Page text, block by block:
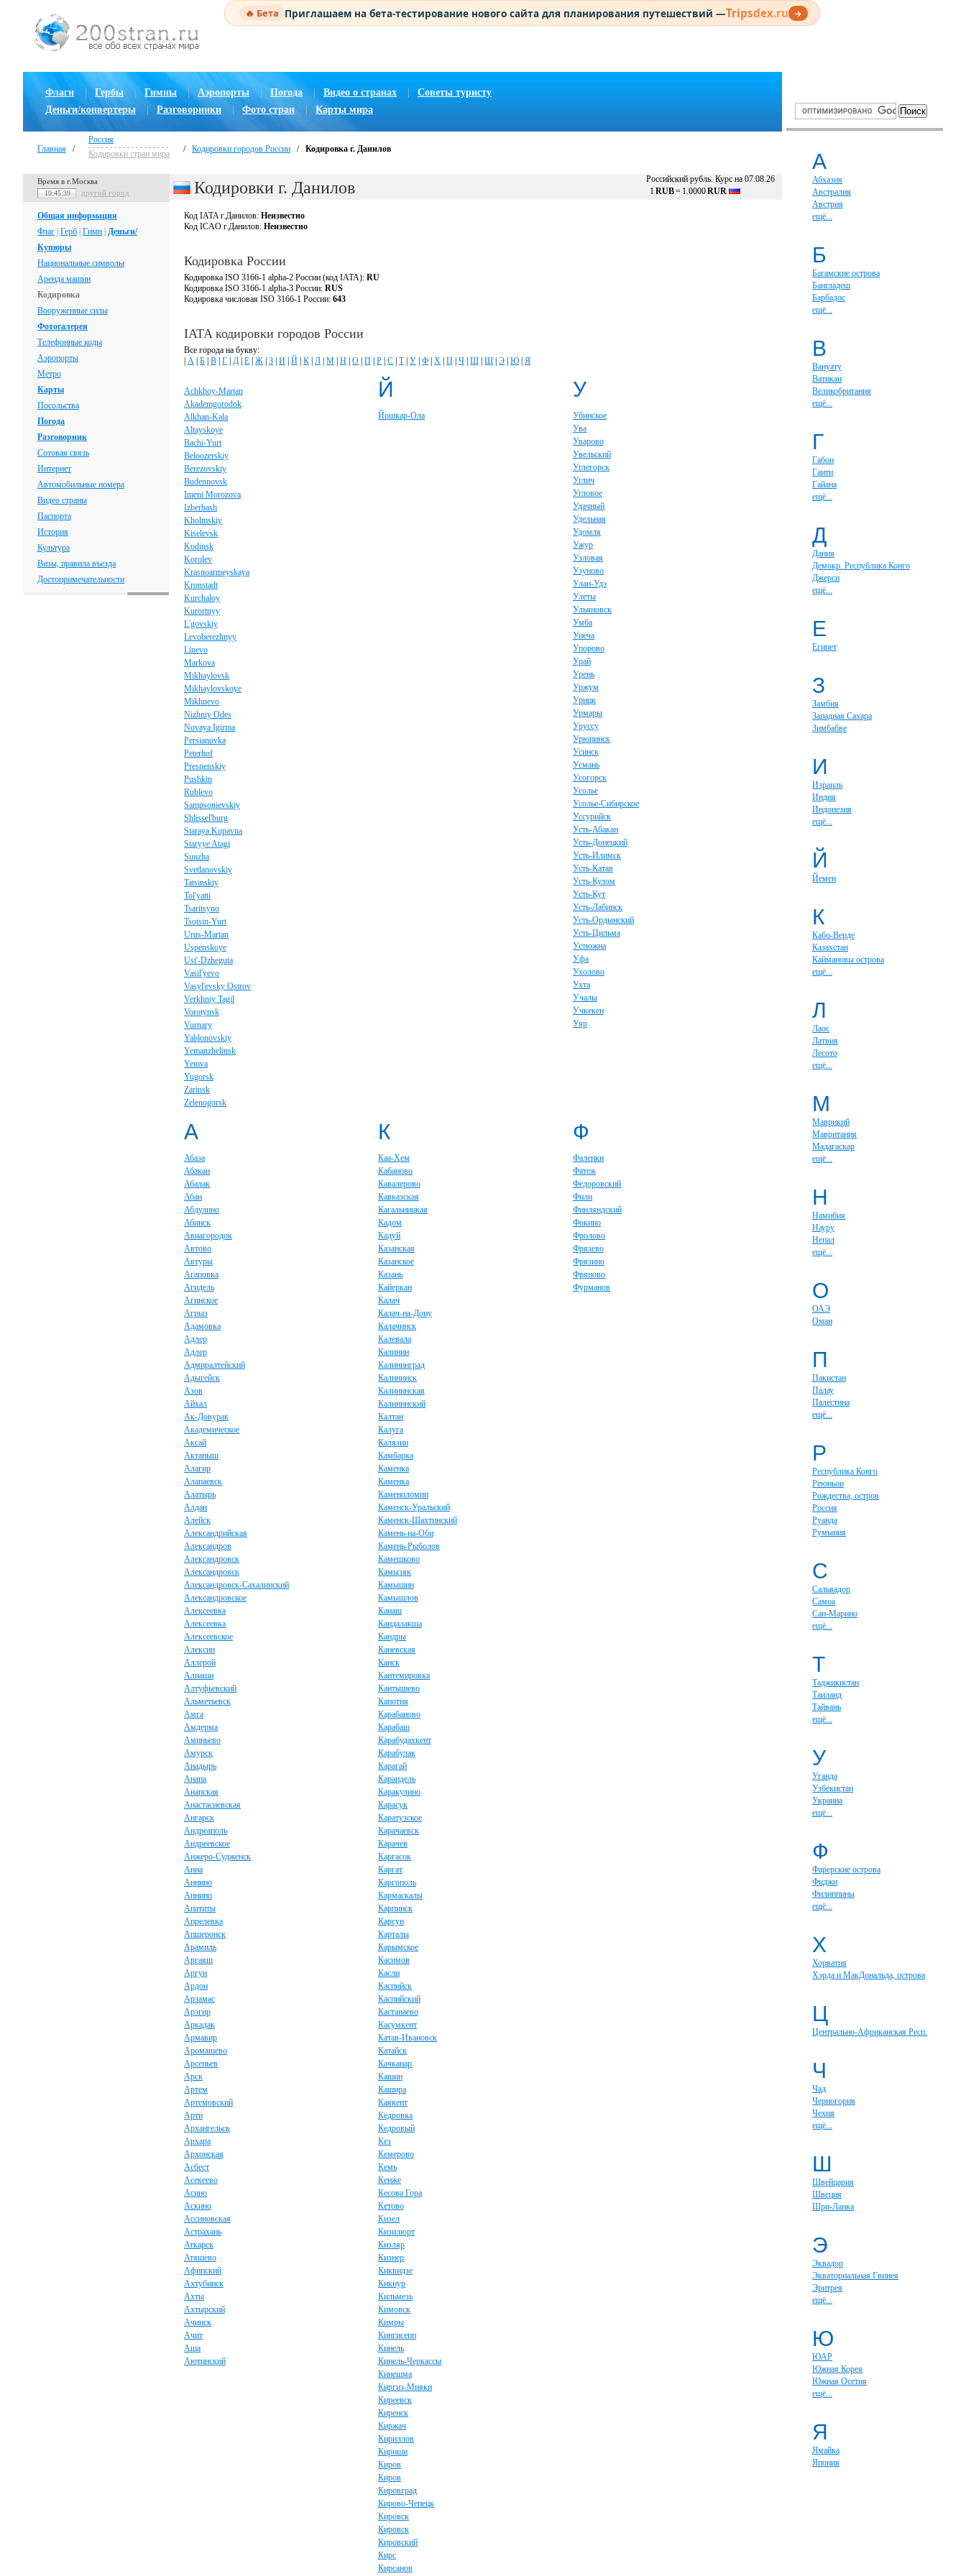
🔥 Бета Приглашаем на бета-тестирование нового сайта для планирования путешествий —Tripsdex.ru →
Флаги Гербы Гимны | Аэропорты Погода | Видео о странах
Советы туристу
Деньги/конвертеры
Разговорники Фото стран Карты мира
Главная /
Россия
Кодировки стран мира
/ Кодировки городов России / Кодировка г. Данилов
Время в г.Москва
19:45:40 другой город
Общая информация
Флаг Герб Гимн Деньги/
Купюры
Национальные символы
Аренда машин
Кодировка
Вооруженные силы
Фотогалерея
Телефонные коды
Аэропорты
Метро
Карты
Посольства
Погода
Разговорник
Сотовая связь
Интернет
Автомобильные номера
Видео страны
Паспорта
История
Культура
Визы, правила въезда
Достопримечательности
Российский рубль. Курс на 07.08.26
1 RUB= 1.0000RUR
Кодировки г. Данилов
Код IATA г.Данилов: Неизвестно
Код ICAO г.Данилов: Неизвестно
Кодировка России
Кодировка ISO 3166-1 alpha-2 России (код IATA): RU
Кодировка ISO 3166-1 alpha-3 России: RUS
Кодировка числовая ISO 3166-1 России: 643
IATA кодировки городов России
Все города на букву:
А Б В Г Д Е Ж З И Й К Л М Н О П Р С Т| У Ф Х Ц Ч Ш Щ Э Ю Я
Achkhoy-Martan
Akademgorodok
Alkhan-Kala
Altayskoye
Bachi-Yurt
Beloozerskiy
Berezovskiy
Budennovsk
Imeni Morozova
Izberbash
Kholmskiy
Kiselevsk
Kodinsk
Korolev
Krasnoarmeyskaya
Kronstadt
Kurchaloy
Kurortnyy
L'govskiy
Levoberezhnyy
Linevo
Markova
Mikhaylovsk
Mikhaylovskoye
Mikhnevo
Nizhniy Odes
Novaya Igirma
Persianovka
Peterhof
Presnenskiy
Pushkin
Rublevo
Sampsonievskiy
Shlissel'burg
Staraya Kupavna
Staryye Atagi
Sunzha
Svetlanovskiy
Tatsinskiy
Tol'yatti
Tsaritsyno
Tsotsin-Yurt
Urus-Martan
Uspenskoye
Ust'-Dzheguta
Vasil'yevo
Vasyl'evsky Ostrov
Verkhniy Tagil
Vorotynsk
Vurnary
Yablonovskiy
Yemanzhelinsk
Yemva
Yugorsk
Zarinsk
Zelenogorsk
Й
Йошкар-Ола
У
Убинское
Ува
Уварово
Увельский
Углегорск
Углич
Угловое
Удачный
Удельная
Удомля
Ужур
Узловая
Узуново
Улан-Удэ
Улеты
Ульяновск
Умба
Унеча
Упорово
Урай
Урень
Уржум
Урицк
Урмары
Уруссу
Урюпинск
Усинск
Усмань
Усогорск
Усолье
Усолье-Сибирское
Уссурийск
Усть-Абакан
Усть-Донецкий
Усть-Илимск
Усть-Катав
Усть-Кулом
Усть-Кут
Усть-Лабинск
Усть-Ордынский
Усть-Цильма
Устюжна
Уфа
Ухолово
Ухта
Учалы
Учкекен
Уяр
А
Абаза
Абакан
Абалак
Абан
Абдулино
Абинск
Авиагородок
Автово
Автуры
Агаповка
Агидель
Агинское
Агрыз
Адамовка
Адлер
Адлер
Адмиралтейский
Адыгейск
Азов
Айхал
Ак-Довурак
Академическое
Аксай
Актаныш
Алагир
Алапаевск
Алатырь
Алдан
Алейск
Александрийская
Александров
Александровск
Александровск
Александровск-Сахалинский
Александровское
Алексеевка
Алексеевка
Алексеевское
Алексин
Аллерой
Алнаши
Алтуфьевский
Альметьевск
Амга
Амдерма
Аминьево
Амурск
Анадырь
Анапа
Анапская
Анастасиевская
Ангарск
Андреаполь
Андреевское
Анжеро-Судженск
Анна
Аннино
Аннино
Апатиты
Апрелевка
Апшеронск
Арамиль
Аргаяш
Аргун
Ардон
Арзамас
Арзгир
Аркадак
Армавир
Аромашево
Арсеньев
Арск
Артем
Артемовский
Арти
Архангельск
Архара
Архонская
Асбест
Асекеево
Асино
Аскино
Ассиновская
Астрахань
Аткарск
Атяшево
Афипский
Ахтубинск
Ахты
Ахтырский
Ачинск
Ачит
Аша
Аютинский
К
Каа-Хем
Кабаново
Кавалерово
Кавказская
Кагальницкая
Кадом
Кадуй
Казанская
Казанское
Казань
Кайеркан
Калач
Калач-на-Дону
Калачинск
Калевала
Калинин
Калининград
Калининск
Калининская
Калининский
Калтан
Калуга
Калязин
Камбарка
Каменка
Каменка
Каменоломни
Каменск-Уральский
Каменск-Шахтинский
Камень-на-Оби
Камень-Рыболов
Камешково
Камызяк
Камышин
Камышлов
Канаш
Кандалакша
Кандры
Каневская
Канск
Кантемировка
Кантышево
Капотня
Карабаново
Карабаш
Карабудахкент
Карабулак
Карагай
Караидель
Каракулино
Карасук
Каратузское
Карачаевск
Карачев
Каргасок
Каргат
Каргополь
Кармаскалы
Карпинск
Карсун
Карталы
Карымское
Касимов
Касли
Каспийск
Каспийский
Кастанаево
Касумкент
Катав-Ивановск
Катайск
Качканар
Кашин
Кашира
Каякент
Кедровка
Кедровый
Кез
Кемерово
Кемь
Кенже
Кесова Гора
Кетово
Кизел
Кизилюрт
Кизляр
Кизнер
Киквидзе
Кикнур
Кильмезь
Кимовск
Кимры
Кингисепп
Кинель
Кинель-Черкассы
Кинешма
Киргиз-Мияки
Киреевск
Киренск
Киржач
Кириллов
Кириши
Киров
Киров
Кировград
Кирово-Чепецк
Кировск
Кировск
Кировский
Кирс
Кирсанов
Ф
Фаленки
Фатеж
Федоровский
Фили
Финляндский
Фокино
Фролово
Фрязево
Фрязино
Фряново
Фурманов
А
Абхазия
Австралия
Австрия
ещё...
Б
Багамские острова
Бангладеш
Барбадос
ещё...
В
Вануату
Ватикан
Великобритания
ещё...
Г
Габон
Гаити
Гайана
ещё...
Д
Дания
Демокр. Республика Конго
Джерси
ещё...
Е
Египет
З
Замбия
Западная Сахара
Зимбабве
И
Израиль
Индия
Индонезия
ещё...
Й
Йемен
К
Кабо-Верде
Казахстан
Каймановы острова
ещё...
Л
Лаос
Латвия
Лесото
ещё...
М
Маврикий
Мавритания
Мадагаскар
ещё...
Н
Намибия
Науру
Непал
ещё...
О
ОАЭ
Оман
П
Пакистан
Палау
Палестина
ещё...
Р
Республика Конго
Реюньон
Рождества, остров
Россия
Руанда
Румыния
С
Сальвадор
Самоа
Сан-Марино
ещё...
Т
Таджикистан
Таиланд
Тайвань
ещё...
У
Уганда
Узбекистан
Украина
ещё...
Ф
Фарерские острова
Фиджи
Филиппины
ещё...
Х
Хорватия
Хэрда и МакДональда, острова
Ц
Центрально-Африканская Респ.
Ч
Чад
Черногория
Чехия
ещё...
Ш
Швейцария
Швеция
Шри-Ланка
Э
Эквадор
Экваториальная Гвинея
Эритрея
ещё...
Ю
ЮАР
Южная Корея
Южная Осетия
ещё...
Я
Ямайка
Япония